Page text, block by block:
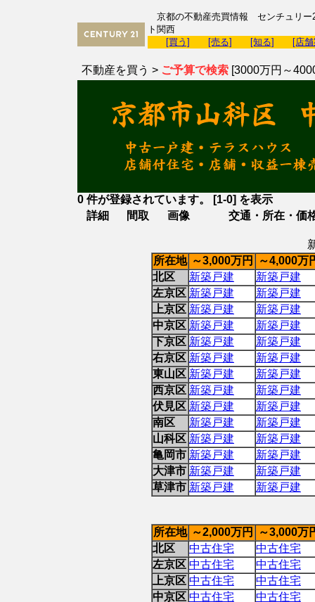
京都の不動産売買情報 センチュリー
ト関西
[買う]
[売る] [知る] [店
不動産を買う > ご予算で検索 [3000万円～
0 件が登録されています。 [1-0] を表示
詳細
間取 画像 交通・所在・価
所在地 ～3,000万円
～4,000万
北区
新築戸建
新築戸建
左京区 新築戸建
新築戸建
上京区 新築戸建
新築戸建
中京区 新築戸建
新築戸建
下京区 新築戸建
新築戸建
右京区 新築戸建
新築戸建
東山区 新築戸建
新築戸建
西京区 新築戸建
新築戸建
伏見区 新築戸建
新築戸建
南区
新築戸建
新築戸建
山科区 新築戸建
新築戸建
亀岡市 新築戸建
新築戸建
大津市 新築戸建
新築戸建
草津市 新築戸建 新築戸建
所在地 ～2,000万円
～3,000万
北区
中古住宅
中古住宅
左京区 中古住宅
中古住宅
上京区 中古住宅
中古住宅
中京区 中古住宅
中古住宅